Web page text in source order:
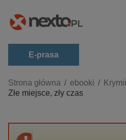
E-prasa
Kategorie
Zobacz wszystkie E-prasa
budownictwo, aranżacja
Strona główna ebooki
Złe miejsce, zły czas